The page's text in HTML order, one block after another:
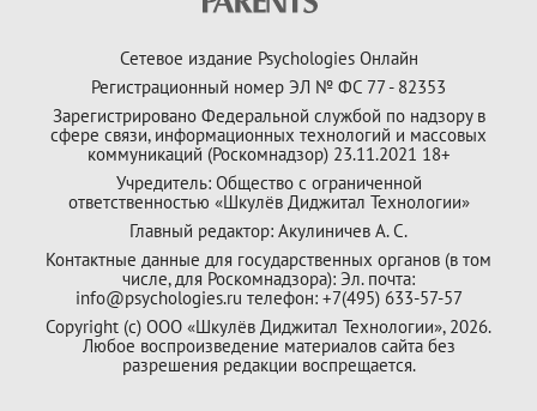
Сетевое издание Psychologies Онлайн
Регистрационный номер ЭЛ № ФС 77 - 82353
Зарегистрировано Федеральной службой по надзору в
сфере связи, информационных технологий и массовых
коммуникаций (Роскомнадзор) 23.11.2021 18+
Учредитель: Общество с ограниченной
ответственностью «Шкулёв Диджитал Технологии»
Главный редактор: Акулиничев А. С.
Контактные данные для государственных органов (в том
числе, для Роскомнадзора): Эл. почта:
info@psychologies.ru телефон: +7(495) 633-57-57
Copyright (с) ООО «Шкулёв Диджитал Технологии», 2026.
Любое воспроизведение материалов сайта без
разрешения редакции воспрещается.